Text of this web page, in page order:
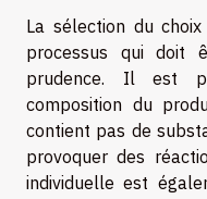
La sélection du
processus qui doit
prudence. Il est
composition du
contient pas de
provoquer des
individuelle est